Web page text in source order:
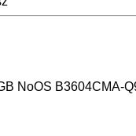
NoOS B3604CMA-